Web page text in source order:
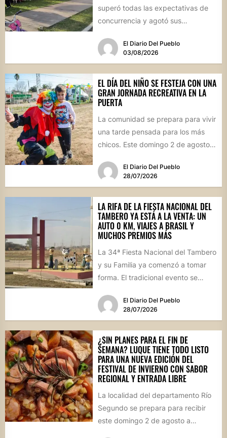
superó todas las expectativas de
concurrencia y agotó sus
marco, el...El Diario Del Pueblo
03/08/2026
EL DÍA DEL NIÑO SE FESTEJA CON UNA
GRAN JORNADA RECREATIVA EN LA
PUERTA
La comunidad se prepara para vivir
una tarde pensada para los más
chicos. Este domingo 2 de agosto,
El Diario Del Pueblo
28/07/2026
LA RIFA DE LA FIESTA NACIONAL DEL
TAMBERO YA ESTÁ A LA VENTA: UN
AUTO 0 KM, VIAJES A BRASIL Y
MUCHOS PREMIOS MÁS
La 34ª Fiesta Nacional del Tambero
y su Familia ya comenzó a tomar
forma. El tradicional evento se
El Diario Del Pueblo
28/07/2026
¿SIN PLANES PARA EL FIN DE
SEMANA? LUQUE TIENE TODO LISTO
PARA UNA NUEVA EDICIÓN DEL
FESTIVAL DE INVIERNO CON SABOR
REGIONAL Y ENTRADA LIBRE
La localidad del departamento Río
Segundo se prepara para recibir
este domingo 2 de agosto a